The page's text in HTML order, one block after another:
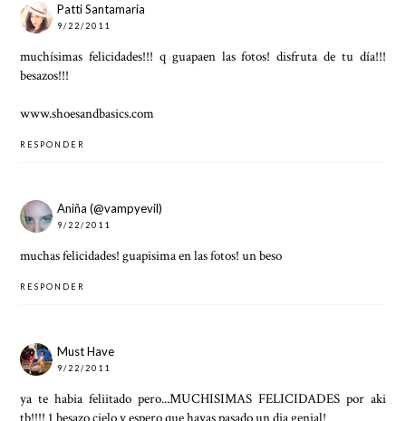
Patti Santamaria
9/22/2011
muchísimas felicidades!!! q guapaen las fotos! disfruta de tu día!!!
besazos!!!
www.shoesandbasics.com
RESPONDER
Aniña (@vampyevil)
9/22/2011
muchas felicidades! guapisima en las fotos! un beso
RESPONDER
Must Have
9/22/2011
ya te habia feliitado pero...MUCHISIMAS FELICIDADES por aki
tb!!!! 1 besazo cielo y espero que hayas pasado un dia genial!